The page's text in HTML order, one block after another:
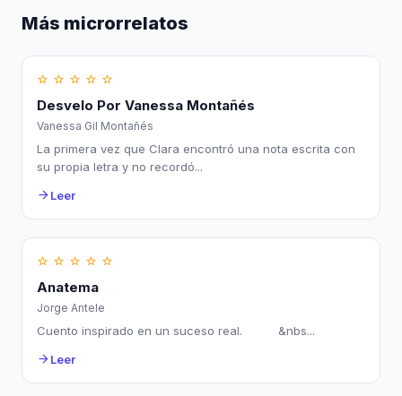
Más microrrelatos
star_border star_border star_border star_border star_border
Desvelo Por Vanessa Montañés
Vanessa Gil Montañés
La primera vez que Clara encontró una nota escrita con
su propia letra y no recordó...
arrow_forward Leer
star_border star_border star_border star_border star_border
Anatema
Jorge Antele
Cuento inspirado en un suceso real. &nbs...
arrow_forward Leer